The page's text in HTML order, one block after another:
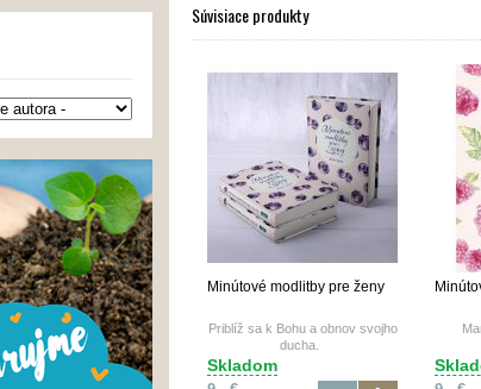
Súvisiace produkty
Minútové modlitby pre ženy
Priblíž sa k Bohu a obnov svojho
ducha.
Skladom